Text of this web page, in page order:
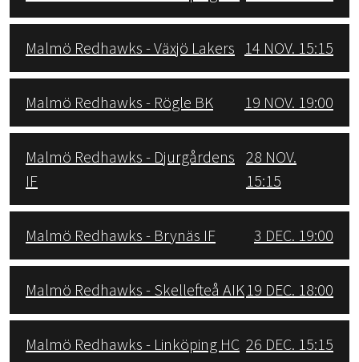
Malmö Redhawks - Växjö Lakers 14 NOV. 15:15
Malmö Redhawks - Rögle BK 19 NOV. 19:00
Malmö Redhawks - Djurgårdens
IF
28 NOV.
15:15
Malmö Redhawks - Brynäs IF 3 DEC. 19:00
Malmö Redhawks - Skellefteå AIK 19 DEC. 18:00
Malmö Redhawks - Linköping HC 26 DEC. 15:15